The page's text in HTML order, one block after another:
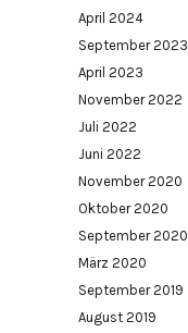
April 2024
September 2023
April 2023
November 2022
Juli 2022
Juni 2022
November 2020
Oktober 2020
September 2020
März 2020
September 2019
August 2019